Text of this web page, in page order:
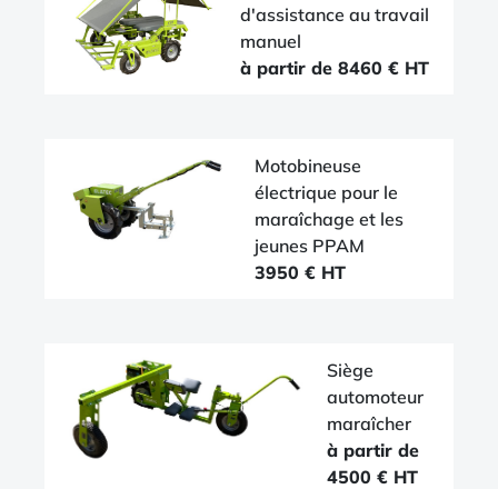
d'assistance au travail
manuel
à partir de 8460 € HT
Motobineuse
électrique pour le
maraîchage et les
jeunes PPAM
3950 € HT
Siège
automoteur
maraîcher
à partir de
4500 € HT